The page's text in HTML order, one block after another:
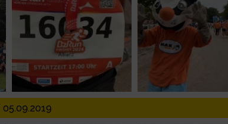
Werbung
Auswahl personalisierter Werbung
von Inhalten